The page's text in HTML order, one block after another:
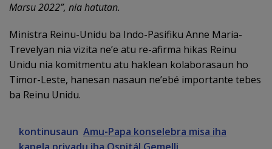
Marsu 2022”, nia hatutan.
Ministra Reinu-Unidu ba Indo-Pasifiku Anne Maria-
Trevelyan nia vizita ne’e atu re-afirma hikas Reinu
Unidu nia komitmentu atu haklean kolaborasaun ho
Timor-Leste, hanesan nasaun ne’ebé importante tebes
ba Reinu Unidu.
kontinusaun Amu-Papa konselebra misa iha